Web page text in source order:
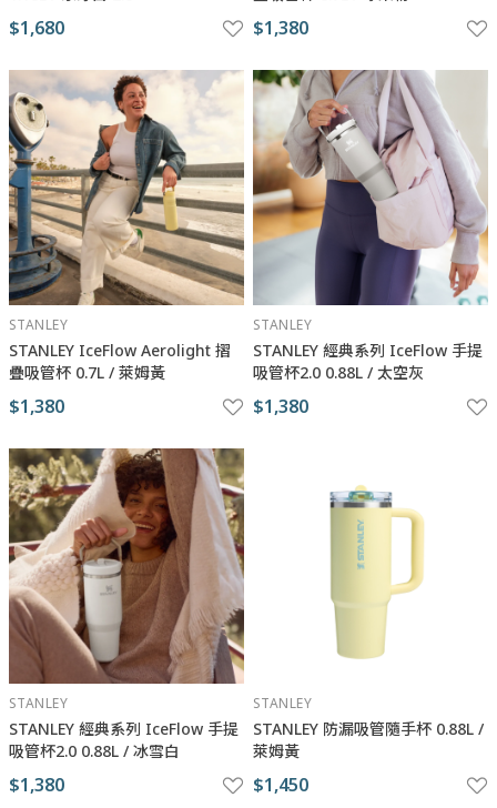
$1,680 $1,380
STANLEY
STANLEY IceFlow Aerolight 摺
疊吸管杯 0.7L / 萊姆黃
$1,380
STANLEY
STANLEY 經典系列 IceFlow 手提
吸管杯2.0 0.88L / 太空灰
$1,380
STANLEY
STANLEY 經典系列 IceFlow 手提
吸管杯2.0 0.88L / 冰雪白
$1,380
STANLEY
STANLEY 防漏吸管隨手杯 0.88L /
萊姆黃
$1,450